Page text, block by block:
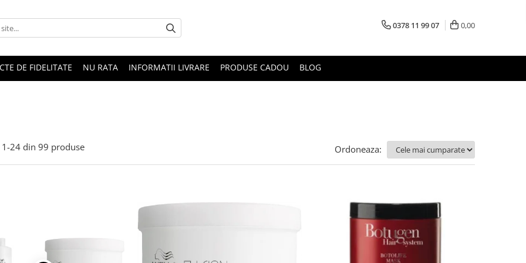
0378 11 99 07 0,00
DE FIDELITATE NU RATA INFORMATII LIVRARE PRODUSE CADOU BLOG
1-24 din 99 produse Ordoneaza: